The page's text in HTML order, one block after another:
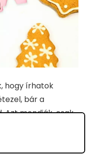
hogy írhatok
bár a
Azt mondják, csak
arra